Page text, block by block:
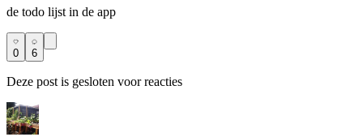
de todo lijst in de app
0 6
Deze post is gesloten voor reacties